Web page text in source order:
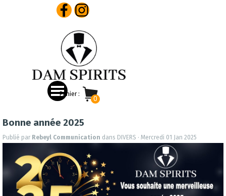
Panier :
Bonne année 2025
Publié par Rebeyl Communication dans DIVERS · Mercredi 01 Jan 2025